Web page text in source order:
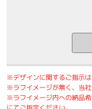
※デザインに関するご指示は
※ラフイメージが無く、当社
※ラフイメージ内への納品